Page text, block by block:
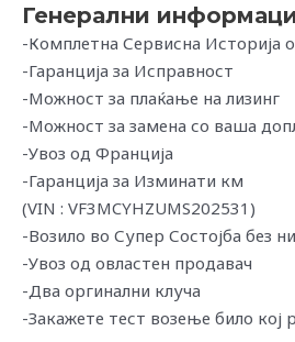
Генерални
-Комплетна Сервисна Историја
-Гаранција за Исправност
-Можност за плаќање на лизинг
-Можност за замена со ваша
-Увоз од Франција
-Гаранција за Изминати км
(VIN : VF3MCYHZUMS202531)
-Возило во Супер Состојба без
-Увоз од овластен продавач
-Два оргинални клуча
-Закажете тест возење било кој